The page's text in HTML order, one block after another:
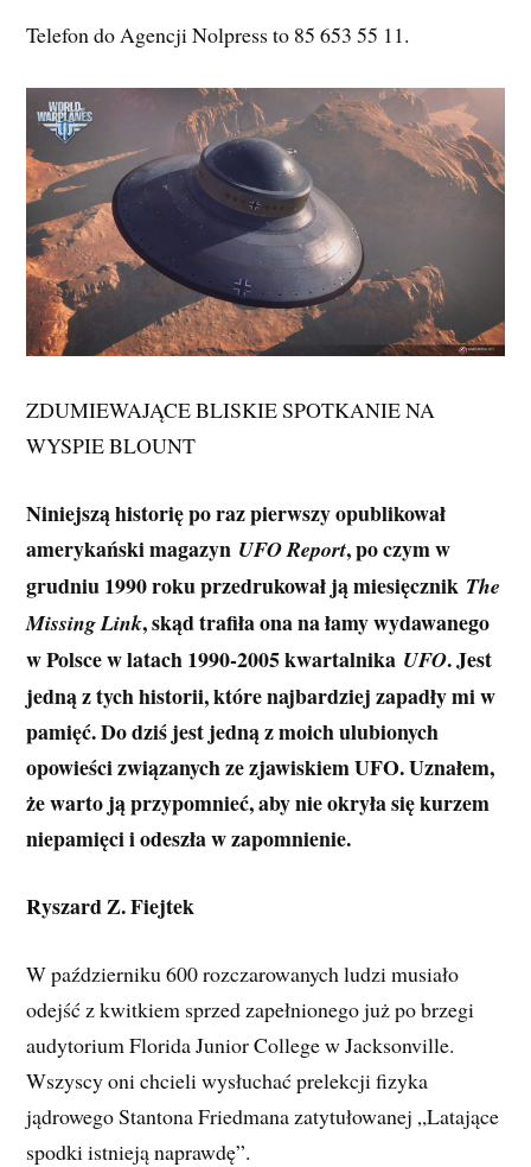
Telefon do Agencji Nolpress to 85 653 55 11.
ZDUMIEWAJĄCE BLISKIE SPOTKANIE NA
WYSPIE BLOUNT
Niniejszą historię po raz pierwszy opublikował
amerykański magazyn UFO Report, po czym w
grudniu 1990 roku przedrukował ją miesięcznik The
Missing Link, skąd trafiła ona na łamy wydawanego
w Polsce w latach 1990-2005 kwartalnika UFO. Jest
jedną z tych historii, które najbardziej zapadły mi w
pamięć. Do dziś jest jedną z moich ulubionych
opowieści związanych ze zjawiskiem UFO. Uznałem,
że warto ją przypomnieć, aby nie okryła się kurzem
niepamięci i odeszła w zapomnienie.
Ryszard Z. Fiejtek
W październiku 600 rozczarowanych ludzi musiało
odejść z kwitkiem sprzed zapełnionego już po brzegi
audytorium Florida Junior College w Jacksonville.
Wszyscy oni chcieli wysłuchać prelekcji fizyka
jądrowego Stantona Friedmana zatytułowanej „Latające
spodki istnieją naprawdę”.